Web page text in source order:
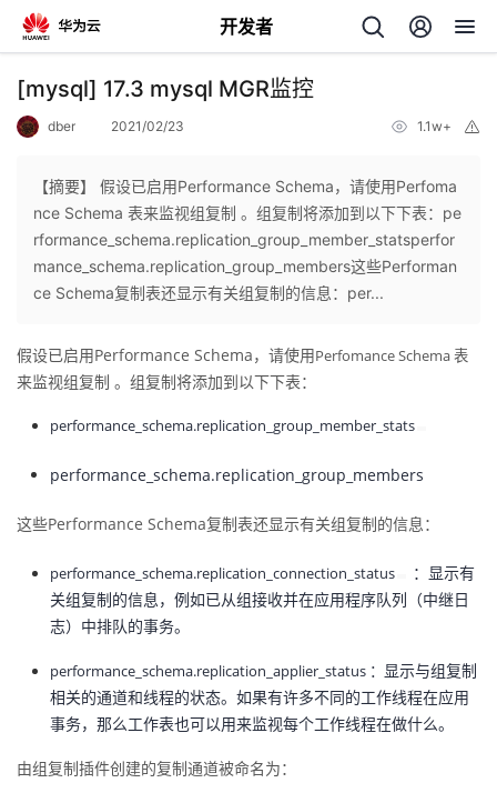
开发者
返
个
主
页
的
开
发
者
我
博
的
我
[mysql] 17.3 mysql MGR监控
dber 2021/02/23 1.1w+
【摘要】 假设已启用Performance Schema，请使用Perfoma
nce Schema 表来监视组复制 。组复制将添加到以下下表：pe
rformance_schema.replication_group_member_statsperfor
mance_schema.replication_group_members这些Performan
ce Schema复制表还显示有关组复制的信息：per...
假设已启用Performance Schema，请使用Perfomance Schema 表
来监视组复制 。组复制将添加到以下下表：
performance_schema.replication_group_member_stats
performance_schema.replication_group_members
这些Performance Schema复制表还显示有关组复制的信息：
performance_schema.replication_connection_status
：显示有
关组复制的信息，例如已从组接收并在应用程序队列（中继日
志）中排队的事务。
performance_schema.replication_applier_status ： 显示与组复制
相关的通道和线程的状态。如果有许多不同的工作线程在应用
事务，那么工作表也可以用来监视每个工作线程在做什么。
由组复制插件创建的复制通道被命名为：